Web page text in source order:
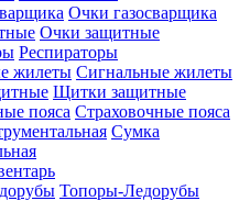
Очки газосварщика
Очки защитные
Респираторы
Сигнальные жилеты
Щитки защитные
Страховочные пояса
Сумка
Топоры-Ледорубы